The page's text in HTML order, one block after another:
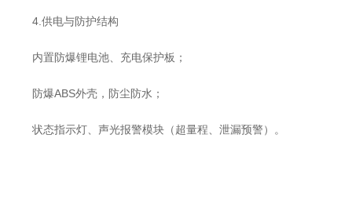
4.供电与防护结构
内置防爆锂电池、充电保护板；
防爆ABS外壳，防尘防水；
状态指示灯、声光报警模块（超量程、泄漏预警）。